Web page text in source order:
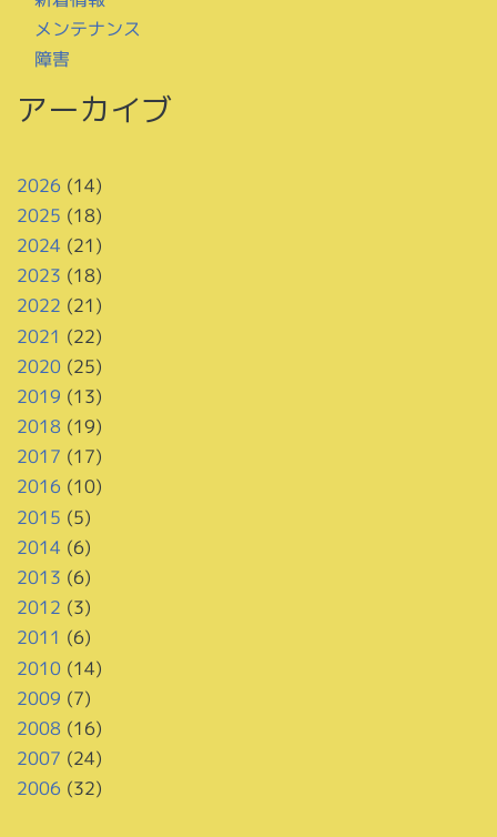
メンテナンス
障害
アーカイブ
2026 (14)
2025 (18)
2024 (21)
2023 (18)
2022 (21)
2021 (22)
2020(25)
2019 (13)
2018 (19)
2017 (17)
2016 (10)
2015 (5)
2014 (6)
2013 (6)
2012 (3)
2011 (6)
2010(14)
2009 (7)
2008 (16)
2007 (24)
2006 (32)